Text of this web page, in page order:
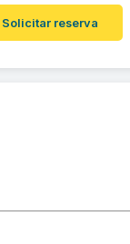
Solicitar reserva